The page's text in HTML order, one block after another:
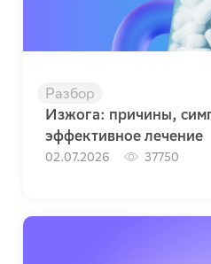
Разбор
Изжога: причины,
эффективное лечение
02.07.2026 37750